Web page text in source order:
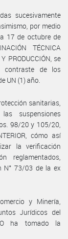
sucesivamente
por medio
17 de octubre de
TÉCNICA
PRODUCCIÓN, se
contraste de los
UN (1) año.
sanitarias,
suspensiones
98/20 y 105/20,
cómo así
la verificación
reglamentados,
N° 73/03 de la ex
y Minería,
Jurídicos del
ha tomado la